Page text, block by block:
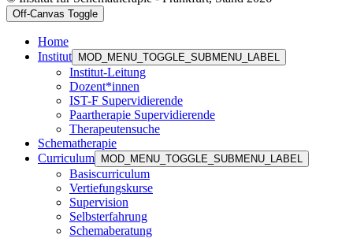
Off-Canvas Toggle
Home
Institut
MOD_MENU_TOGGLE_SUBMENU_LABEL
Institut-Leitung
Dozent*innen
IST-F Supervidierende
Paartherapie Supervidierende
Therapeutensuche
Schematherapie
Curriculum
MOD_MENU_TOGGLE_SUBMENU_LABEL
Basiscurriculum
Vertiefungskurse
Supervision
Selbsterfahrung
Schemaberatung